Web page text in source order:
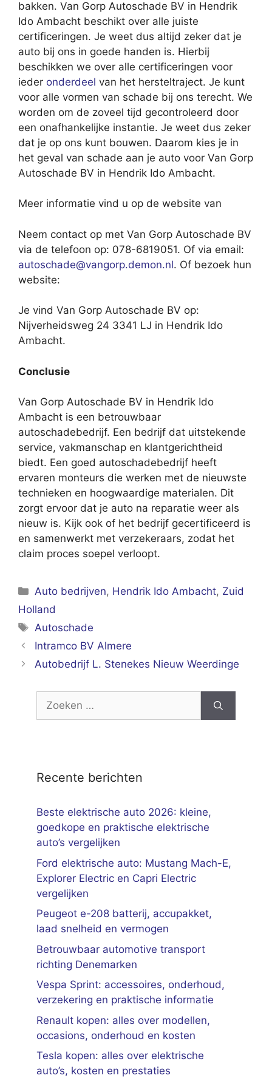
bakken. Van Gorp Autoschade BV in Hendrik
Ido Ambacht beschikt over alle juiste
certificeringen. Je weet dus altijd zeker dat je
auto bij ons in goede handen is. Hierbij
beschikken we over alle certificeringen voor
ieder onderdeel van het hersteltraject. Je kunt
voor alle vormen van schade bij ons terecht. We
worden om de zoveel tijd gecontroleerd door
een onafhankelijke instantie. Je weet dus zeker
dat je op ons kunt bouwen. Daarom kies je in
het geval van schade aan je auto voor Van Gorp
Autoschade BV in Hendrik Ido Ambacht.
Meer informatie vind u op de website van
Neem contact op met Van Gorp Autoschade BV
via de telefoon op: 078-6819051. Of via email:
autoschade@vangorp.demon.nl. Of bezoek hun
website:
Je vind Van Gorp Autoschade BV op:
Nijverheidsweg 24 3341 LJ in Hendrik Ido
Ambacht.
Conclusie
Van Gorp Autoschade BV in Hendrik Ido
Ambacht is een betrouwbaar
autoschadebedrijf. Een bedrijf dat uitstekende
service, vakmanschap en klantgerichtheid
biedt. Een goed autoschadebedrijf heeft
ervaren monteurs die werken met de nieuwste
technieken en hoogwaardige materialen. Dit
zorgt ervoor dat je auto na reparatie weer als
nieuw is. Kijk ook of het bedrijf gecertificeerd is
en samenwerkt met verzekeraars, zodat het
claim proces soepel verloopt.
Categorieën
Auto bedrijven, Hendrik Ido Ambacht, Zuid
Holland
Tags
Autoschade
Intramco BV Almere
Autobedrijf L. Stenekes Nieuw Weerdinge
Zoek
Recente berichten
Beste elektrische auto 2026: kleine,
goedkope en praktische elektrische
auto’s vergelijken
Ford elektrische auto: Mustang Mach-E,
Explorer Electric en Capri Electric
vergelijken
Peugeot e-208 batterij, accupakket,
laad snelheid en vermogen
Betrouwbaar automotive transport
richting Denemarken
Vespa Sprint: accessoires, onderhoud,
verzekering en praktische informatie
Renault kopen: alles over modellen,
occasions, onderhoud en kosten
Tesla kopen: alles over elektrische
auto’s, kosten en prestaties